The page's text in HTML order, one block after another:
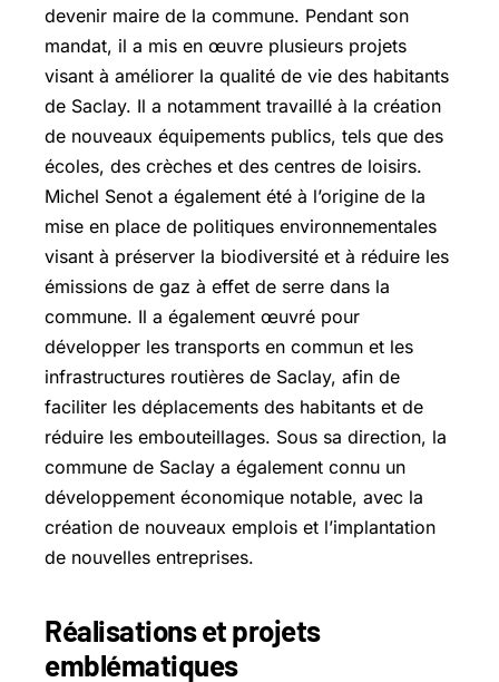
devenir maire de la commune. Pendant son
mandat, il a mis en œuvre plusieurs projets
visant à améliorer la qualité de vie des habitants
de Saclay. Il a notamment travaillé à la création
de nouveaux équipements publics, tels que des
écoles, des crèches et des centres de loisirs.
Michel Senot a également été à l’origine de la
mise en place de politiques environnementales
visant à préserver la biodiversité et à réduire les
émissions de gaz à effet de serre dans la
commune. Il a également œuvré pour
développer les transports en commun et les
infrastructures routières de Saclay, afin de
faciliter les déplacements des habitants et de
réduire les embouteillages. Sous sa direction, la
commune de Saclay a également connu un
développement économique notable, avec la
création de nouveaux emplois et l’implantation
de nouvelles entreprises.
Réalisations et projets
emblématiques